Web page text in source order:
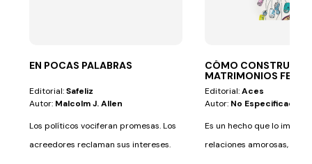
EN POCAS PALABRAS
Editorial:Safeliz
Autor: Malcolm J. Allen
Los políticos vociferan promesas. Los
acreedores reclaman sus intereses.
CÓMO CONSTRUIR
MATRIMONIOS
Editorial:Aces
Autor: No Especificado
Es un hecho que lo
relaciones amorosas, las